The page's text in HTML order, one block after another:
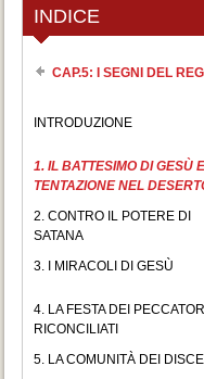
INDICE
CAP.5: I SEGNI DEL
INTRODUZIONE
1. IL BATTESIMO DI GESÙ
TENTAZIONE NEL
2. CONTRO IL POTERE DI
SATANA
3. I MIRACOLI DI GESÙ
4. LA FESTA DEI PECCATORI
RICONCILIATI
5. LA COMUNITÀ DEI